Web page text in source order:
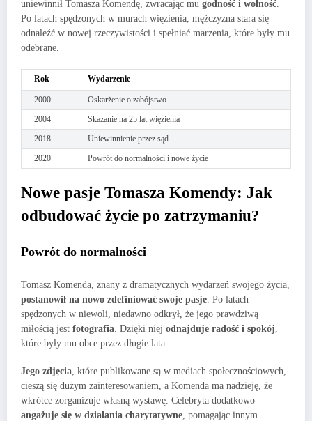
uniewinnił Tomasza Komendę, zwracając mu godność i wolność.
Po latach spędzonych w murach więzienia, mężczyzna stara się
odnaleźć w nowej rzeczywistości i spełniać marzenia, które były mu
odebrane.
Rok Wydarzenie
2000
Oskarżenie o zabójstwo
2004
Skazanie na 25 lat więzienia
2018
Uniewinnienie przez sąd
2020
Powrót do normalności i nowe życie
Nowe pasje Tomasza Komendy: Jak
odbudować życie po zatrzymaniu?
Powrót do normalności
Tomasz Komenda, znany z dramatycznych wydarzeń swojego życia,
postanowił na nowo zdefiniować swoje pasje . Po latach
spędzonych w niewoli, niedawno odkrył, że jego prawdziwą
miłością jest fotografia . Dzięki niej odnajduje radość i spokój
które były mu obce przez długie lata.
Jego zdjęcia , które publikowane są w mediach społecznościowych,
cieszą się dużym zainteresowaniem, a Komenda ma nadzieję, że
wkrótce zorganizuje własną wystawę. Celebryta dodatkowo
angażuje się w działania charytatywne , pomagając innym